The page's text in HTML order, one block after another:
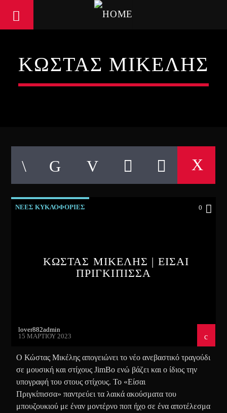
ΚΩΣΤΑΣ ΜΙΚΕΛΗΣ
ΝΕΕΣ ΚΥΚΛΟΦΟΡΙΕΣ 0
ΚΩΣΤΑΣ ΜΙΚΕΛΗΣ | ΕΙΣΑΙ
ΠΡΙΓΚΙΠΙΣΣΑ
lover882admin
15 ΜΑΡΤΊΟΥ 2023
Ο Κώστας Μικέλης απογειώνει το νέο ανεβαστικό τραγούδι
σε μουσική και στίχους JimBo ενώ βάζει και ο ίδιος την
υπογραφή του στους στίχους. Το «Είσαι
Πριγκίπισσα» παντρεύει τα λαικά ακούσματα του
μπουζουκιού με έναν μοντέρνο ποπ ήχο σε ένα αποτέλεσμα